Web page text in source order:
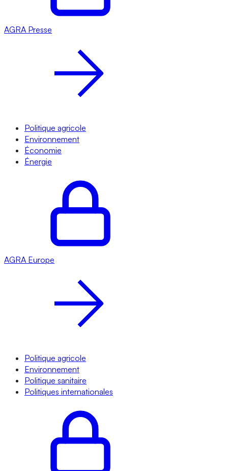
AGRA Presse
Politique agricole
Environnement
Économie
Énergie
AGRA Europe
Politique agricole
Environnement
Politique sanitaire
Politiques internationales